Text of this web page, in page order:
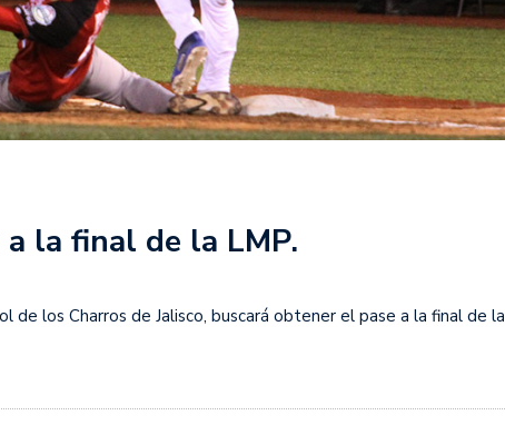
la final de la LMP.
de los Charros de Jalisco, buscará obtener el pase a la final de la